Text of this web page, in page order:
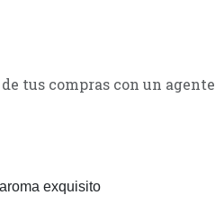
tus compras con un agente
exquisito